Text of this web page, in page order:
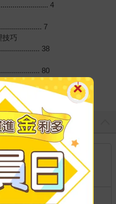
4
7
技巧
38
80
123
離島
限金額免運費